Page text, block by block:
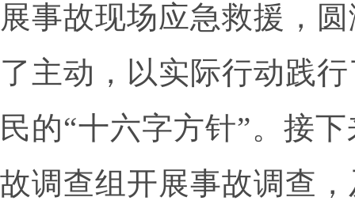
展事故现场应急救援，
了主动，以实际行动践
民的“十六字方针”。接
故调查组开展事故调查